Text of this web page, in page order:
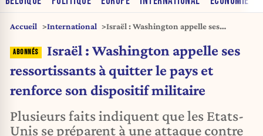
Accueil International
Israël : Washington appelle ses
renforce son dispositif militaire
Israël : Washington appelle ses
ressortissants à quitter le pays et
renforce son dispositif militaire
Plusieurs faits indiquent que les Etats-
Unis se préparent à une attaque contre